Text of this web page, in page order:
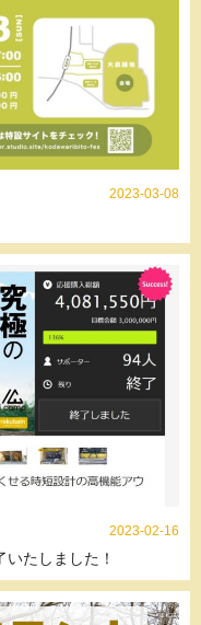
2023-03-08
2023-02-16
いたしました！